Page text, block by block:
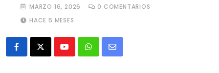
MARZO 16, 2026 0 COMENTARIOS
HACE 5 MESES
YoutubeWhatsapp
Share